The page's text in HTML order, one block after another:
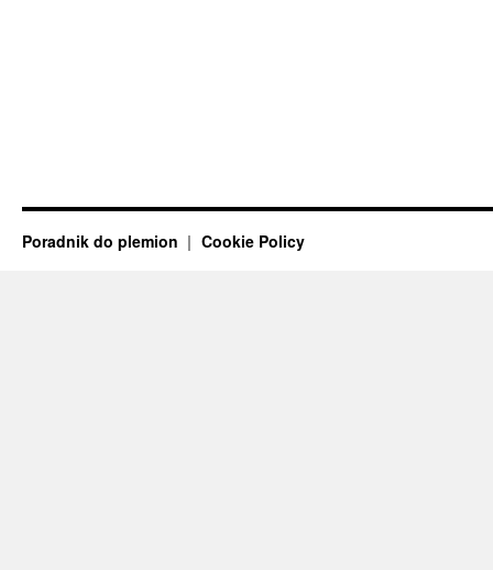
Poradnik do plemion Cookie Policy